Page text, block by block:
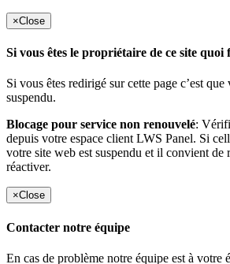
×Close
Si vous êtes le propriétaire de ce site quoi
Si vous êtes redirigé sur cette page c’est que
suspendu.
Blocage pour service non renouvelé:
depuis votre espace client LWS Panel. Si
votre site web est suspendu et il convient de
réactiver.
×Close
Contacter notre équipe
En cas de problème notre équipe est à votre